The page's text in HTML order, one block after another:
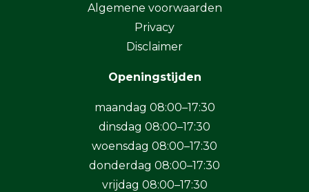
Algemene voorwaarden
Privacy
Disclaimer
Openingstijden
maandag 08:00–17:30
dinsdag 08:00–17:30
woensdag 08:00–17:30
donderdag 08:00–17:30
vrijdag 08:00–17:30